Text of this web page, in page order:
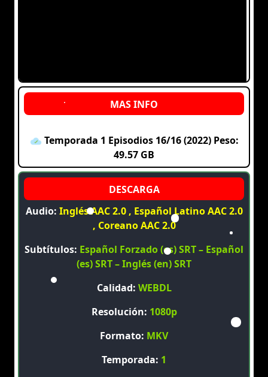
Temporada 1 Episodios 16/16 (2022) Peso:
49.57 GB
Audio: Inglés AAC 2.0 , Español Latino AAC 2.0
, Coreano AAC 2.0
Subtítulos: Español Forzado (es) SRT – Español
(es) SRT – Inglés (en) SRT
Calidad: WEBDL
Resolución: 1080p
Formato: MKV
Temporada: 1